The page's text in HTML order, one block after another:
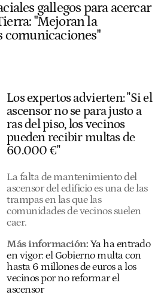
gallegos para acercar
"Mejoran la
comunicaciones"
Los expertos advierten: "Si el
ascensor no se para justo a
ras del piso, los vecinos
pueden recibir multas de
60.000 €"
La falta de mantenimiento del
ascensor del edificio es una de las
trampas en las que las
comunidades de vecinos suelen
caer.
Más información: Ya ha entrado
en vigor: el Gobierno multa con
hasta 6 millones de euros a los
vecinos por no reformar el
ascensor